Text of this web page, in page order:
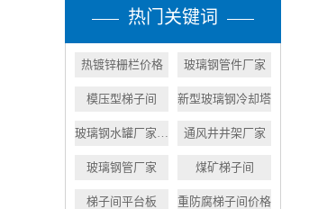
热门关键词
热镀锌栅栏价格 玻璃钢管件厂家
模压型梯子间 新型玻璃钢冷却塔
玻璃钢水罐厂家价格 通风井井架厂家
玻璃钢管厂家 煤矿梯子间
梯子间平台板 重防腐梯子间价格